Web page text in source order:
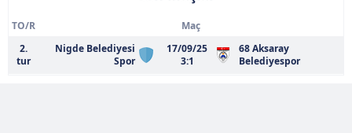
TO/R
Maç
2.
tur
Nigde Belediyesi
Spor
17/09/25
3:1
68 Aksaray
Belediyespor